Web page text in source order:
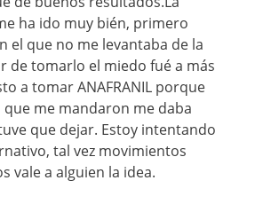
ha ido muy bién, primero
el que no me levantaba de la
de tomarlo el miedo fué a más
a tomar ANAFRANIL porque
me mandaron me daba
que dejar. Estoy intentando
tal vez movimientos
vale a alguien la idea.